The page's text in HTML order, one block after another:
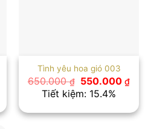
là:
₫.
Tình yêu hoa gió 003
650.000₫
Giá
gốc
là:
550.000₫Giá
là:
Tiết kiệm: 15.4%